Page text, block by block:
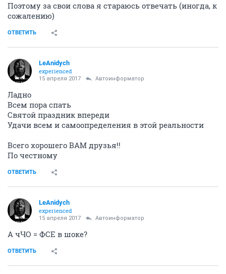
Поэтому за свои слова я стараюсь отвечать (иногда, к
сожалению)
ОТВЕТИТЬ
LeAnidych
experienced
15 апреля 2017 Автоинформатор
Ладно
Всем пора спать
Святой праздник впереди
Удачи всем и самоопределения в этой реальности
Всего хорошего ВАМ друзья!!
По честному
ОТВЕТИТЬ
LeAnidych
experienced
15 апреля 2017 Автоинформатор
А чЧО = ФСЕ в шоке?
ОТВЕТИТЬ